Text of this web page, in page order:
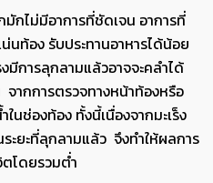
กมักไม่มีอาการที่ชัดเจน อาการที่
ท้อง รับประทานอาหารได้น้อย
มีการลุกลามแล้วอาจจะคลำได้
ากการตรวจทางหน้าท้องหรือ
นช่องท้อง ทั้งนี้เนื่องจากมะเร็ง
ะยะที่ลุกลามแล้ว จึงทำให้ผลการ
โดยรวมต่ำ